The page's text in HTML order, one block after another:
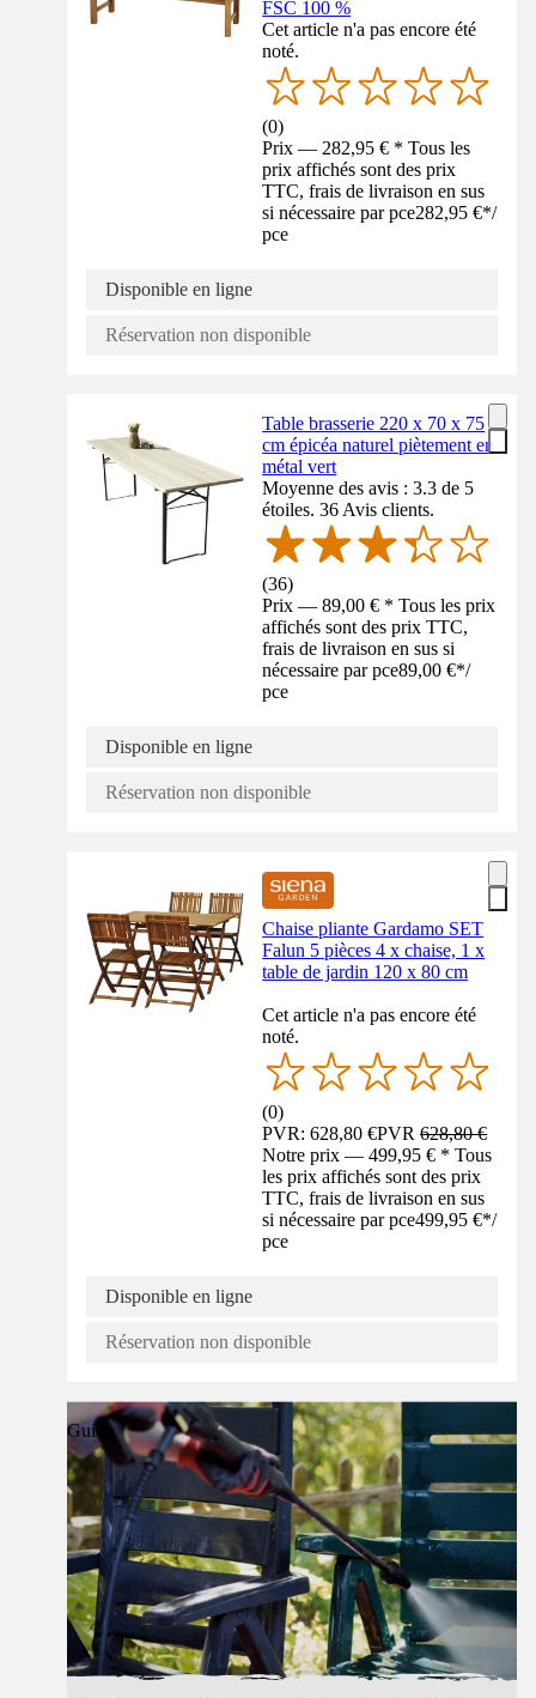
FSC 100 %
Cet article n'a pas encore été
noté.
(0)
Prix — 282,95 € * Tous les
prix affichés sont des prix
TTC, frais de livraison en sus
si nécessaire par pce282,95 €*/
pce
Disponible en ligne
Réservation non disponible
Table brasserie 220 x 70 x 75
cm épicéa naturel piètement en
métal vert
Moyenne des avis : 3.3 de 5
étoiles. 36 Avis clients.
(36)
Prix — 89,00 € * Tous les prix
affichés sont des prix TTC,
frais de livraison en sus si
nécessaire par pce89,00 €*/
pce
Disponible en ligne
Réservation non disponible
Chaise pliante Gardamo SET
Falun 5 pièces 4 x chaise, 1 x
table de jardin 120 x 80 cm
Cet article n'a pas encore été
noté.
(0)
PVR: 628,80 €PVR628,80 €
Notre prix — 499,95 € * Tous
les prix affichés sont des prix
TTC, frais de livraison en sus
si nécessaire par pce499,95 €*/
pce
Disponible en ligne
Réservation non disponible
Guide